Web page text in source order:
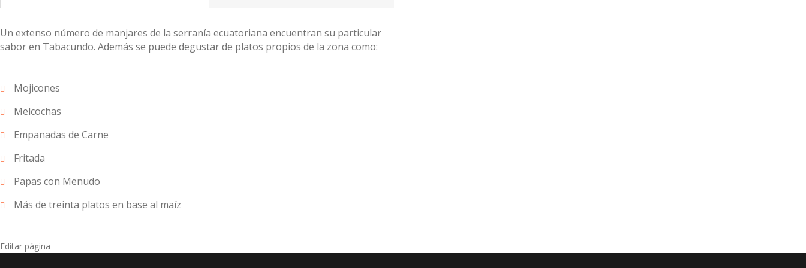
Un extenso número de manjares de la serranía ecuatoriana encuentran su particular
sabor en Tabacundo. Además se puede degustar de platos propios de la zona como:
Mojicones
Melcochas
Empanadas de Carne
Fritada
Papas con Menudo
Más de treinta platos en base al maíz
Editar página